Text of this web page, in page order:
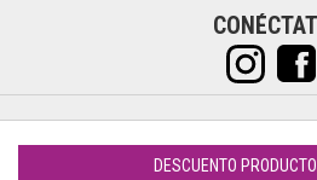
DESCUENTO